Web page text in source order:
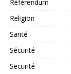
Référendum
Religion
Santé
Sécurité
Securité